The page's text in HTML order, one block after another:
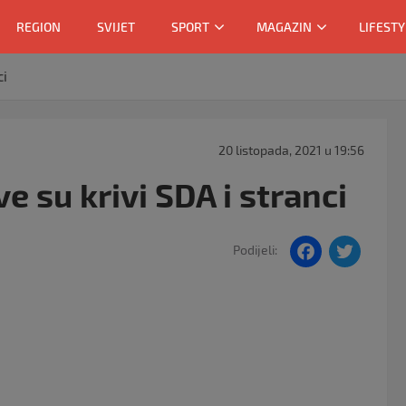
REGION SVIJET SPORT MAGAZIN
20 listopada, 2021 u 19:56
su krivi SDA i stranci
Podijeli:
F